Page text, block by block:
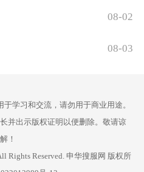
08-02
08-03
学习和交流，请勿用于商业用途。
并出示版权证明以便删除。敬请谅
解！
Rights Reserved. 申华搜服网 版权所